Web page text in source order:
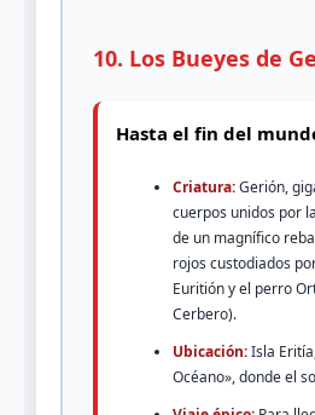
10. Los Bueyes de
Hasta el fin del
Criatura:Gerión,
cuerpos unidos por
de un magnífico
rojos custodiados
Euritión y el perro
Cerbero).
Ubicación:Isla
Océano», donde el